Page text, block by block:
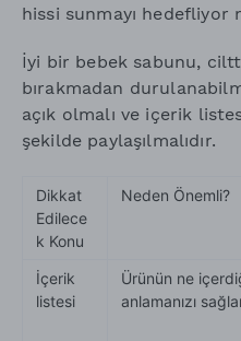
hissi sunmayı hedefliyor
İyi bir bebek sabunu,
bırakmadan
açık olmalı ve içerik
şekilde paylaşılmalıdır.
Dikkat
Edilece
k Konu
Neden Önemli?
İçerik
listesi
Ürünün ne
anlamanızı